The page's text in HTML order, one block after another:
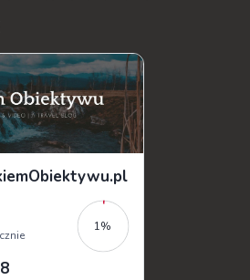
i historii, a przy tym
miłośnikom f...